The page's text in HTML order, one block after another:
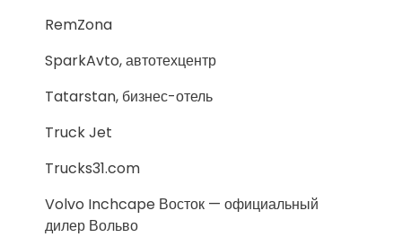
RemZona
SparkAvto, автотехцентр
Tatarstan, бизнес-отель
Truck Jet
Trucks31.com
Volvo Inchcape Восток — официальный
дилер Вольво